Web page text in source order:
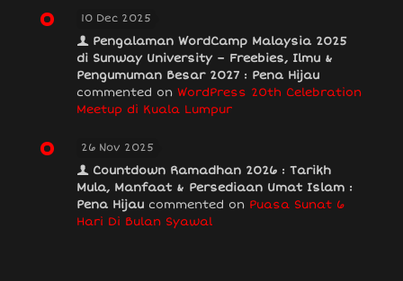
10 Dec 2025
Pengalaman WordCamp Malaysia 2025
di Sunway University – Freebies, Ilmu &
Pengumuman Besar 2027 : Pena Hijau
commented on WordPress 20th Celebration
Meetup di Kuala Lumpur
26 Nov 2025
Countdown Ramadhan 2026 : Tarikh
Mula, Manfaat & Persediaan Umat Islam :
Pena Hijau commented on Puasa Sunat 6
Hari Di Bulan Syawal